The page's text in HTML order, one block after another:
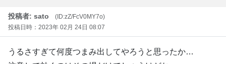
投稿者: sato
(ID:zZ/FcV0MY7o)
投稿日時：2023年 02月 24日 08:07
うるさすぎて何度つまみ出してやろうと思ったか…